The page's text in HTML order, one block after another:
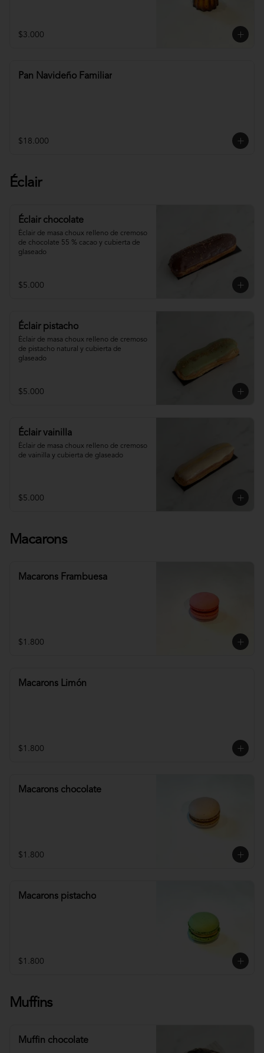
$3.000
Pan Navideño Familiar
$18.000
Éclair
Éclair chocolate
Éclair de masa choux relleno de cremoso
de chocolate 55 % cacao y cubierta de
glaseado
$5.000
Éclair pistacho
Éclair de masa choux relleno de cremoso
de pistacho natural y cubierta de
glaseado
$5.000
Éclair vainilla
Éclair de masa choux relleno de cremoso
de vainilla y cubierta de glaseado
$5.000
Macarons
Macarons Frambuesa
$1.800
Macarons Limón
$1.800
Macarons chocolate
$1.800
Macarons pistacho
$1.800
Muffins
Muffin chocolate